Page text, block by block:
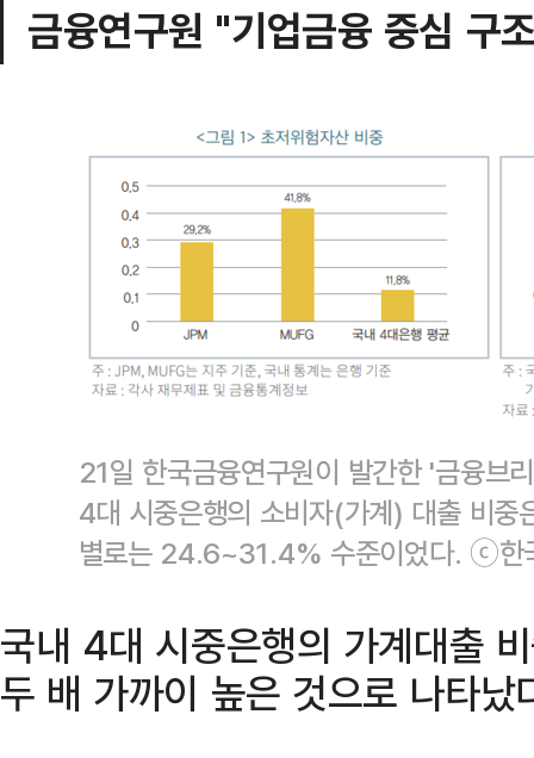
금융연구원 "기업금융 중심 구
21일 한국금융연구원이 발간한 '금융브
4대 시중은행의 소비자(가계) 대출 비
별로는 24.6~31.4% 수준이었다. ⓒ한
국내 4대 시중은행의 가계대출
두 배 가까이 높은 것으로 나타났